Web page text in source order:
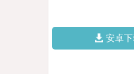
安卓